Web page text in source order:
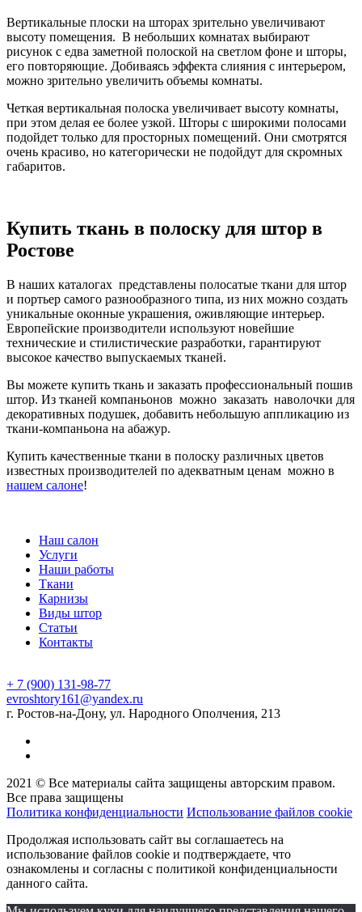
Вертикальные плоски на шторах зрительно увеличивают
высоту помещения. В небольших комнатах выбирают
рисунок с едва заметной полоской на светлом фоне и шторы,
его повторяющие. Добиваясь эффекта слияния с интерьером,
можно зрительно увеличить объемы комнаты.
Четкая вертикальная полоска увеличивает высоту комнаты,
при этом делая ее более узкой. Шторы с широкими полосами
подойдет только для просторных помещений. Они смотрятся
очень красиво, но категорически не подойдут для скромных
габаритов.
Купить ткань в полоску для штор в
Ростове
В наших каталогах представлены полосатые ткани для штор
и портьер самого разнообразного типа, из них можно создать
уникальные оконные украшения, оживляющие интерьер.
Европейские производители используют новейшие
технические и стилистические разработки, гарантируют
высокое качество выпускаемых тканей.
Вы можете купить ткань и заказать профессиональный пошив
штор. Из тканей компаньонов можно заказать наволочки для
декоративных подушек, добавить небольшую аппликацию из
ткани-компаньона на абажур.
Купить качественные ткани в полоску различных цветов
известных производителей по адекватным ценам можно в
нашем салоне!
Наш салон
Услуги
Наши работы
Ткани
Карнизы
Виды штор
Статьи
Контакты
+ 7 (900) 131-98-77
evroshtory161@yandex.ru
г. Ростов-на-Дону, ул. Народного Ополчения, 213
2021 © Все материалы сайта защищены авторским правом.
Все права защищены
Политика конфиденциальности Использование файлов cookie
Продолжая использовать сайт вы соглашаетесь на
использование файлов cookie и подтверждаете, что
ознакомлены и согласны с политикой конфиденциальности
данного сайта.